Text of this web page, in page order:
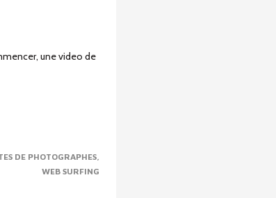
une video de
DE PHOTOGRAPHES
WEB SURFING